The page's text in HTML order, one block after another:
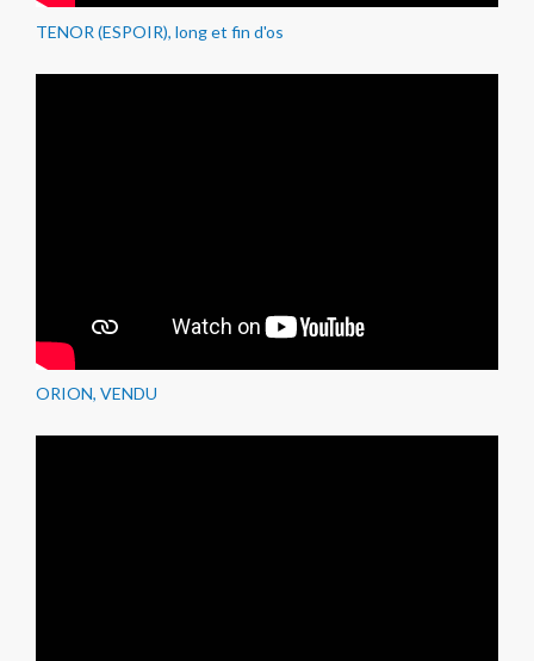
TENOR (ESPOIR), long et fin d'os
ORION, VENDU